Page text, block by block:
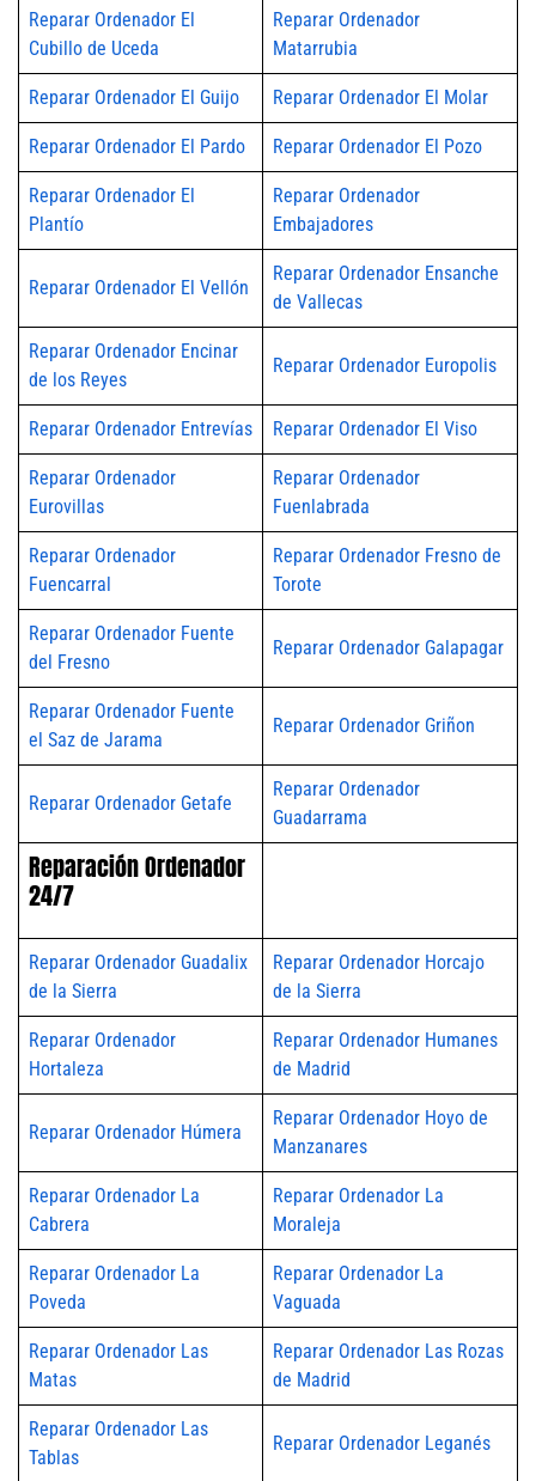
Reparar Ordenador El
Cubillo de Uceda
Reparar Ordenador
Matarrubia
Reparar Ordenador El Guijo Reparar Ordenador El Molar
Reparar Ordenador El Pardo Reparar Ordenador El Pozo
Reparar Ordenador El
Plantío
Reparar Ordenador
Embajadores
Reparar Ordenador El Vellón
Reparar Ordenador Ensanche
de Vallecas
Reparar Ordenador Encinar
de los Reyes
Reparar Ordenador Europolis
Reparar Ordenador Entrevías Reparar Ordenador El Viso
Reparar Ordenador
Eurovillas
Reparar Ordenador
Fuenlabrada
Reparar Ordenador
Fuencarral
Reparar Ordenador Fresno de
Torote
Reparar Ordenador Fuente
del Fresno
Reparar Ordenador Galapagar
Reparar Ordenador Fuente
el Saz de Jarama
Reparar Ordenador Griñon
Reparar Ordenador Getafe
Reparar Ordenador
Guadarrama
Reparación Ordenador
24/7
Reparar Ordenador Guadalix
de la Sierra
Reparar Ordenador Horcajo
de la Sierra
Reparar Ordenador
Hortaleza
Reparar Ordenador Humanes
de Madrid
Reparar Ordenador Húmera
Reparar Ordenador Hoyo de
Manzanares
Reparar Ordenador La
Cabrera
Reparar Ordenador La
Moraleja
Reparar Ordenador La
Poveda
Reparar Ordenador La
Vaguada
Reparar Ordenador Las
Matas
Reparar Ordenador Las Rozas
de Madrid
Reparar Ordenador Las
Tablas
Reparar Ordenador Leganés